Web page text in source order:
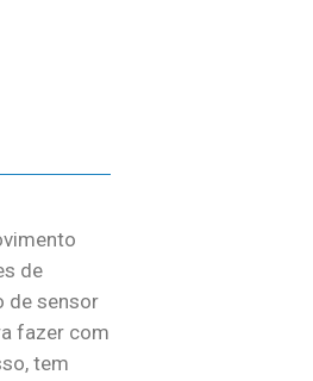
de
de sensor
fazer com
tem